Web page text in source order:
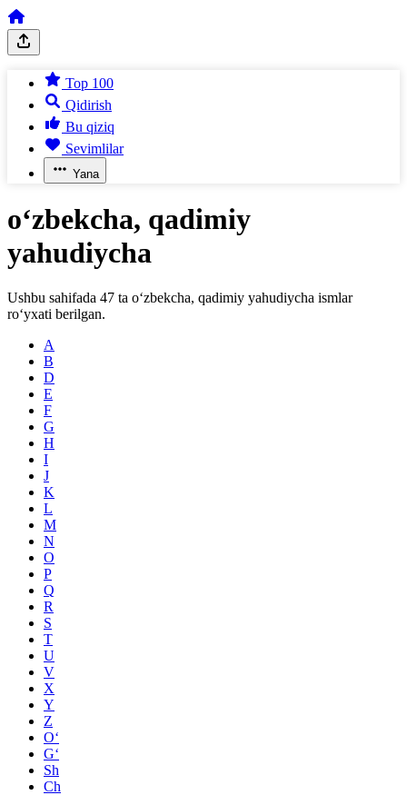
Top 100
Qidirish
Bu qiziq
Sevimlilar
Yana
o‘zbekcha, qadimiy
yahudiycha
Ushbu sahifada 47 ta o‘zbekcha, qadimiy yahudiycha ismlar
ro‘yxati berilgan.
A
B
D
E
F
G
H
I
J
K
L
M
N
O
P
Q
R
S
T
U
V
X
Y
Z
O‘
G‘
Sh
Ch